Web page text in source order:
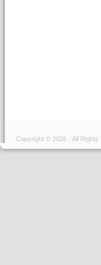
Copyright © 2026 - All